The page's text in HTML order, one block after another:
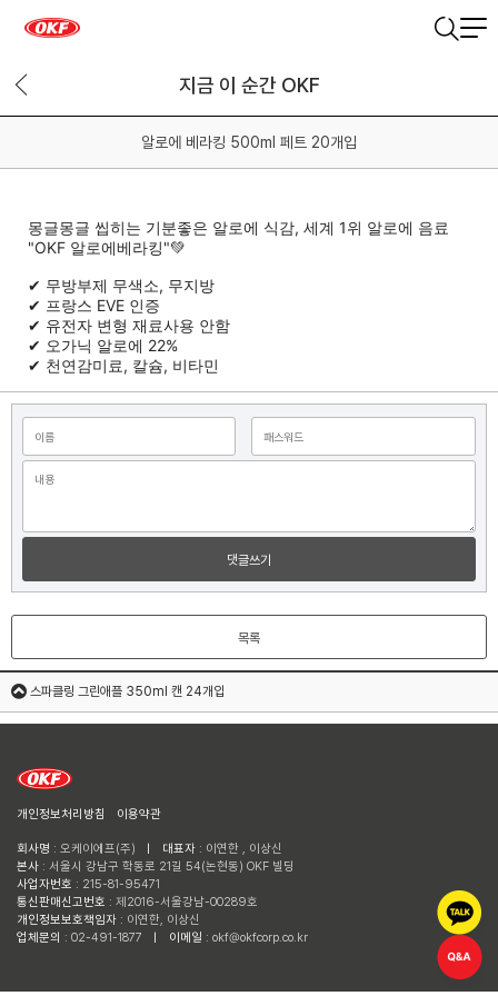
지금 이 순간 OKF
알로에 베라킹 500ml 페트 20개입
몽글몽글 씹히는 기분좋은 알로에 식감, 세계 1위 알로에 음료
"OKF 알로에베라킹"💚
✔ 무방부제 무색소, 무지방
✔ 프랑스 EVE 인증
✔ 유전자 변형 재료사용 안함
✔ 오가닉 알로에 22%
✔ 천연감미료, 칼슘, 비타민
댓글쓰기
목록
스파클링 그린애플 350ml 캔 24개입
개인정보처리방침 이용약관
회사명 : 오케이에프(주) ㅣ 대표자 : 이연한 , 이상신
본사 : 서울시 강남구 학동로 21길 54(논현동) OKF 빌딩
사업자번호 : 215-81-95471
통신판매신고번호 : 제2016-서울강남-00289호
개인정보보호책임자 : 이연한, 이상신
업체문의 : 02-491-1877 ㅣ 이메일 : okf@okfcorp.co.kr